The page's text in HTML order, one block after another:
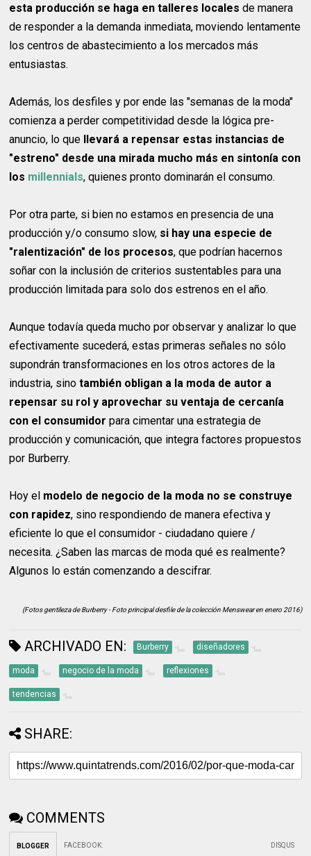
esta producción se haga en talleres locales de manera
de responder a la demanda inmediata, moviendo lentamente
los centros de abastecimiento a los mercados más
entusiastas.
Además, los desfiles y por ende las "semanas de la moda"
comienza a perder competitividad desde la lógica pre-
anuncio, lo que llevará a repensar estas instancias de
"estreno" desde una mirada mucho más en sintonía con
los millennials, quienes pronto dominarán el consumo.
Por otra parte, si bien no estamos en presencia de una
producción y/o consumo slow, si hay una especie de
"ralentización" de los procesos, que podrían hacernos
soñar con la inclusión de criterios sustentables para una
producción limitada para solo dos estrenos en el año.
Aunque todavía queda mucho por observar y analizar lo que
efectivamente sucederá, estas primeras señales no sólo
supondrán transformaciones en los otros actores de la
industria, sino también obligan a la moda de autor a
repensar su rol y aprovechar su ventaja de cercanía
con el consumidorpara cimentar una estrategia de
producción y comunicación, que integra factores propuestos
por Burberry.
Hoy el modelo de negocio de la moda no se construye
con rapidez, sino respondiendo de manera efectiva y
eficiente lo que el consumidor - ciudadano quiere /
necesita. ¿Saben las marcas de moda qué es realmente?
Algunos lo están comenzando a descifrar.
(Fotos gentileza de Burberry - Foto principal desfile de la colección Menswear en enero 2016)
ARCHIVADO EN: Burberry diseñadores
moda negocio de la moda reflexiones
tendencias
SHARE:
COMMENTS
BLOGGER FACEBOOK: DISQUS